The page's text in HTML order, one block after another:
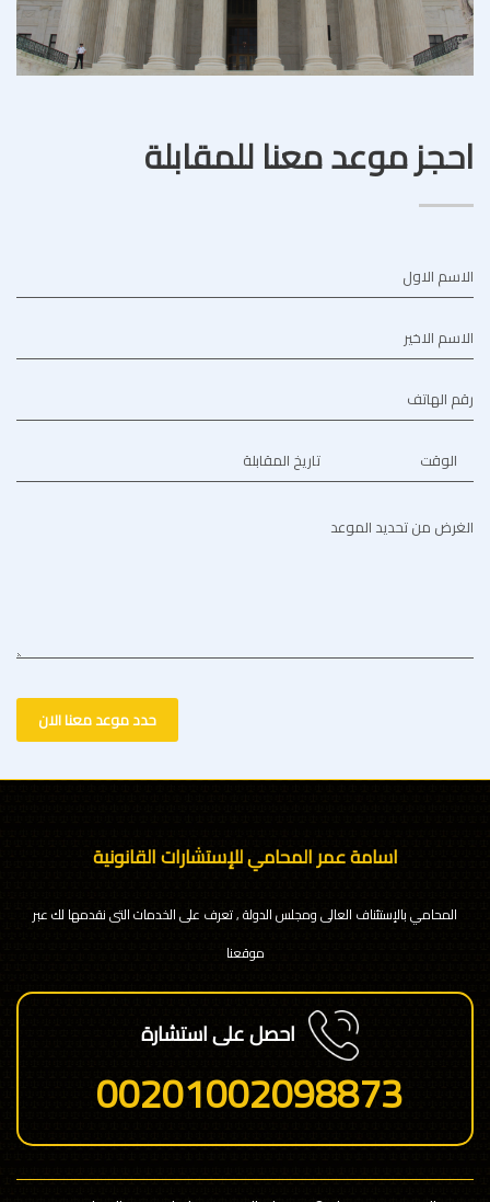
احجز موعد معنا للمقابلة
الاسم الاول
الاسم الاخير
رقم الهاتف
تاريخ المقابلة الوقت
الغرض من تحديد الموعد
حدد موعد معنا الان
اسامة عمر المحامي للإستشارات القانونية
المحامي بالإستئناف العالى ومجلس الدولة , تعرف على الخدمات التى نقدمها لك عبر
موقعنا
احصل على استشارة
00201002098873